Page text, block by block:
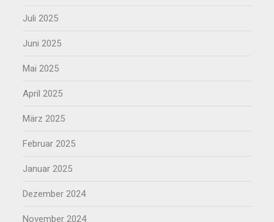
Juli 2025
Juni 2025
Mai 2025
April 2025
März 2025
Februar 2025
Januar 2025
Dezember 2024
November 2024